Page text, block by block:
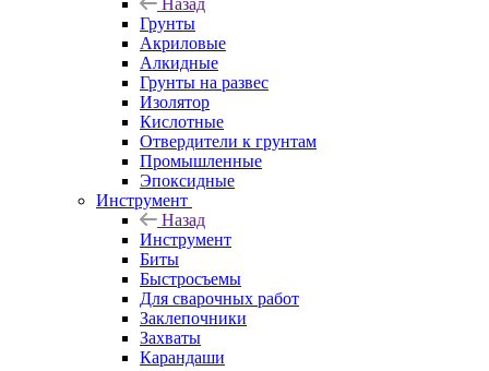
Назад
Грунты
Акриловые
Алкидные
Грунты на развес
Изолятор
Кислотные
Отвердители к грунтам
Промышленные
Эпоксидные
Инструмент
Назад
Инструмент
Биты
Быстросъемы
Для сварочных работ
Заклепочники
Захваты
Карандаши